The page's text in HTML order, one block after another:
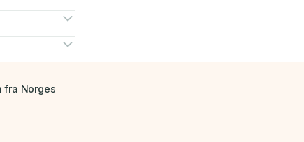
fra Norges